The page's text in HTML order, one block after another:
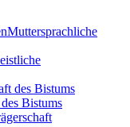
Muttersprachliche
Bistums